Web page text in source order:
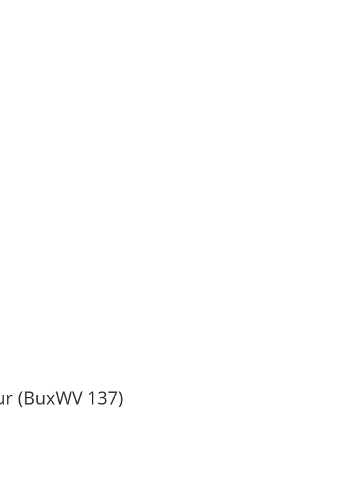
(BuxWV 137)